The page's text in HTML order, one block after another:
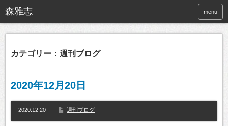
menu
カテゴリー：週刊ブログ
2020年12月20日
2020.12.20 週刊ブログ